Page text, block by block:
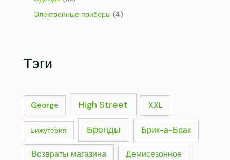
Электронные приборы (4)
Тэги
George High Street XXL
Бижутерия Бренды Брик-а-Брак
Возвраты магазина Демисезонное